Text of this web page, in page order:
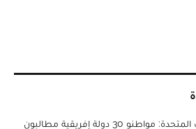
تأشيرة الدخول للولايات المتحدة: مواطنو 30 دولة إفريقية مطالبون